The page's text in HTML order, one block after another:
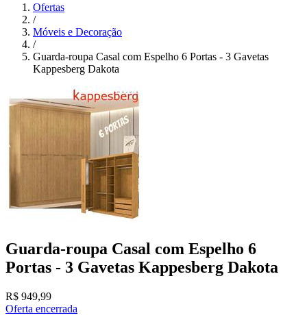
Ofertas
/
Móveis e Decoração
/
Guarda-roupa Casal com Espelho 6 Portas - 3 Gavetas
Kappesberg Dakota
Guarda-roupa Casal com Espelho 6
Portas - 3 Gavetas Kappesberg Dakota
R$ 949,99
Oferta encerrada